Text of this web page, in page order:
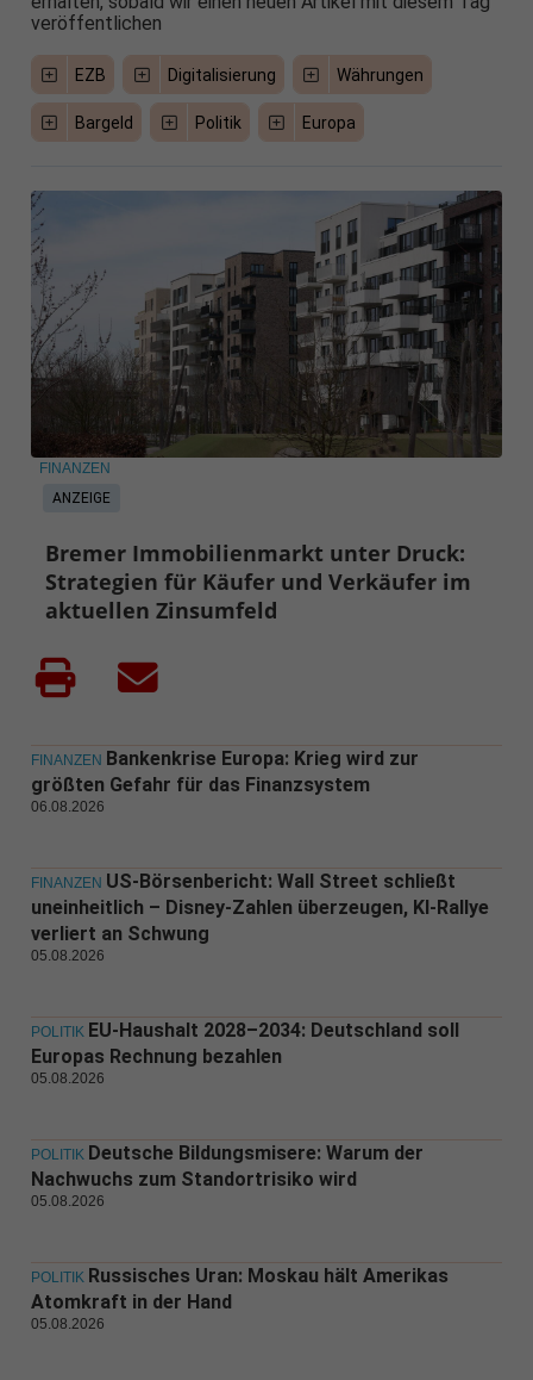
veröffentlichen
EZB Digitalisierung Währungen
Bargeld Politik Europa
ANZEIGE
FINANZEN
Bremer Immobilienmarkt unter Druck:
Strategien für Käufer und Verkäufer im
aktuellen Zinsumfeld
FINANZEN Bankenkrise Europa: Krieg wird zur
größten Gefahr für das Finanzsystem
06.08.2026
FINANZEN US-Börsenbericht: Wall Street schließt
uneinheitlich – Disney-Zahlen überzeugen, KI-Rallye
verliert an Schwung
05.08.2026
POLITIK EU-Haushalt 2028–2034: Deutschland soll
Europas Rechnung bezahlen
05.08.2026
POLITIK Deutsche Bildungsmisere: Warum der
Nachwuchs zum Standortrisiko wird
05.08.2026
POLITIK Russisches Uran: Moskau hält Amerikas
Atomkraft in der Hand
05.08.2026